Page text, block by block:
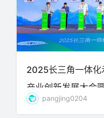
2025长三角一体化
产业创新发展大会
创化妆品产业高质
pangjing0204